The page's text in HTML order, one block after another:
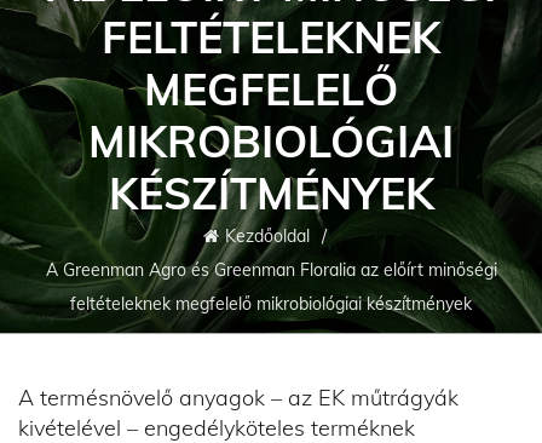
FELTÉTELEKNEK
MEGFELELŐ
MIKROBIOLÓGIAI
KÉSZÍTMÉNYEK
Kezdőoldal
A Greenman Agro és Greenman Floralia az előírt minőségi
feltételeknek megfelelő mikrobiológiai készítmények
A termésnövelő anyagok – az EK műtrágyák
kivételével – engedélyköteles terméknek